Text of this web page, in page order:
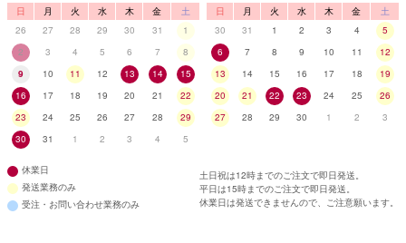
日 月 火 水 木 金
土
26
27 28 29 30 31
1
2
3 4 5 6 7
8
9
10 11 12 13 14
15
16
17 18 19 20 21
22
23
24 25 26 27 28
29
30
31 1 2 3 4 5
日 月 火 水 木 金
土
30
31 1 2 3 4
5
6
7 8 9 10 11
12
13
14 15 16 17 18
19
20
21 22 23 24 25
26
27
28 29 30 1 2 3
休業日
発送業務のみ
受注・お問い合わせ業務のみ
土日祝は12時までのご注文で即日発送。
平日は15時までのご注文で即日発送。
休業日は発送できませんので、ご注意願います。